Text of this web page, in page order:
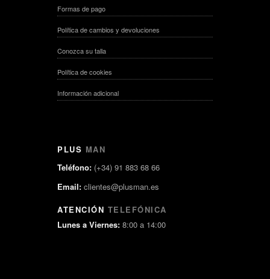
Formas de pago
Política de cambios y devoluciones
Conozca su talla
Política de cookies
Información adicional
PLUS MAN
Teléfono: (+34) 91 883 68 66
Email: clientes@plusman.es
ATENCIÓN TELEFÓNICA
Lunes a Viernes: 8:00 a 14:00